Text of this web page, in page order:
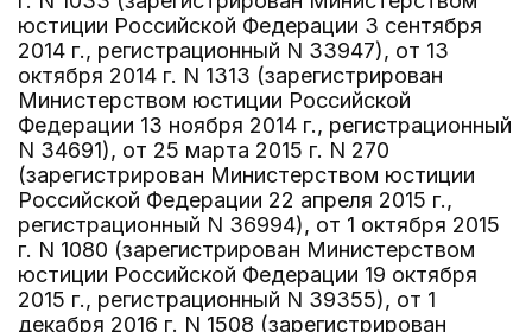
юстиции Российской Федерации 3 сентября
2014 г., регистрационный N 33947), от 13
октября 2014 г. N 1313 (зарегистрирован
Министерством юстиции Российской
Федерации 13 ноября 2014 г., регистрационный
N 34691), от 25 марта 2015 г. N 270
(зарегистрирован Министерством юстиции
Российской Федерации 22 апреля 2015 г.,
регистрационный N 36994), от 1 октября 2015
г. N 1080 (зарегистрирован Министерством
юстиции Российской Федерации 19 октября
2015 г., регистрационный N 39355), от 1
декабря 2016 г. N 1508 (зарегистрирован